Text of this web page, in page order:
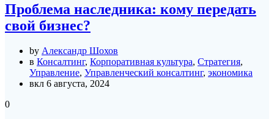
Проблема наследника: кому передать
свой бизнес?
by Александр Шохов
в Консалтинг, Корпоративная культура, Стратегия,
Управление, Управленческий консалтинг, экономика
вкл 6 августа, 2024
0